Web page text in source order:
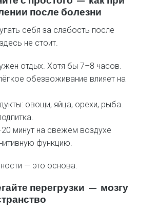
после болезни
себя за слабость после
не стоит.
отдых. Хотя бы 7–8 часов.
обезвоживание влияет на
овощи, яйца, орехи, рыба.
20 минут на свежем воздухе
функцию.
— это основа.
перегрузки — мозгу